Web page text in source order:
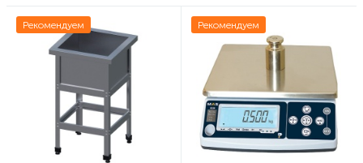
Рекомендуем Рекомендуем